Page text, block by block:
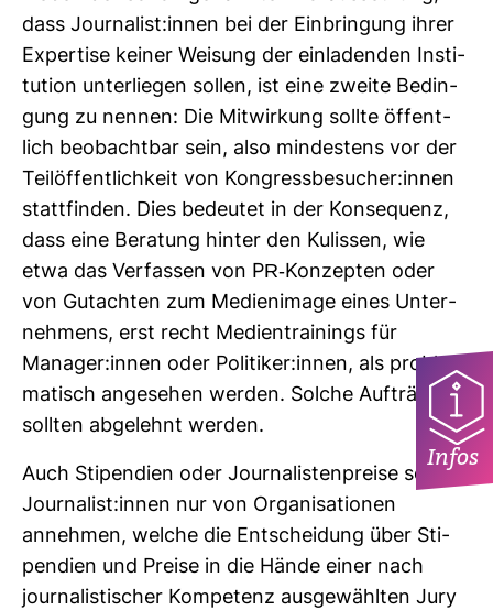
dass Jour­na­list:innen bei der Ein­brin­gung ihrer
Exper­tise keiner Wei­sung der ein­la­denden Insti­
tu­tion unter­liegen sollen, ist eine zweite Bedin­
gung zu nennen: Die Mit­wir­kung sollte öffent­
lich beob­achtbar sein, also min­des­tens vor der
Tei­l­öf­fent­lich­keit von Kon­gress­be­su­cher:innen
statt­finden. Dies bedeutet in der Kon­se­quenz,
dass eine Bera­tung hinter den Kulissen, wie
etwa das Ver­fassen von PR-​Kon­zepten oder
von Gut­achten zum Medi­en­image eines Unter­
neh­mens, erst recht Medi­en­trai­nings für
Manager:innen oder Poli­tiker:innen, als pro­ble­
ma­tisch ange­sehen werden. Solche Auf­träge
sollten abge­lehnt werden.
Auch Sti­pen­dien oder Jour­na­lis­ten­preise sollten
Jour­na­list:innen nur von Orga­ni­sa­tionen
annehmen, welche die Ent­schei­dung über Sti­
pen­dien und Preise in die Hände einer nach
jour­na­lis­ti­scher Kom­pe­tenz aus­ge­wählten Jury
Infos